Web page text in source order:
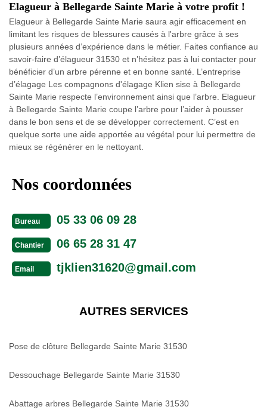
Elagueur à Bellegarde Sainte Marie à votre profit !
Elagueur à Bellegarde Sainte Marie saura agir efficacement en
limitant les risques de blessures causés à l'arbre grâce à ses
plusieurs années d’expérience dans le métier. Faites confiance au
savoir-faire d’élagueur 31530 et n’hésitez pas à lui contacter pour
bénéficier d’un arbre pérenne et en bonne santé. L’entreprise
d’élagage Les compagnons d'élagage Klien sise à Bellegarde
Sainte Marie respecte l’environnement ainsi que l’arbre. Elagueur
à Bellegarde Sainte Marie coupe l’arbre pour l’aider à pousser
dans le bon sens et de se développer correctement. C’est en
quelque sorte une aide apportée au végétal pour lui permettre de
mieux se régénérer en le nettoyant.
Nos coordonnées
Bureau 05 33 06 09 28
Chantier 06 65 28 31 47
Email tjklien31620@gmail.com
AUTRES SERVICES
Pose de clôture Bellegarde Sainte Marie 31530
Dessouchage Bellegarde Sainte Marie 31530
Abattage arbres Bellegarde Sainte Marie 31530